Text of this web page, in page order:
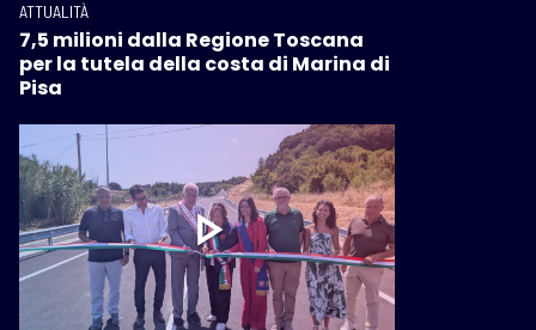
ATTUALITÀ
7,5 milioni dalla Regione Toscana
per la tutela della costa di Marina di
Pisa